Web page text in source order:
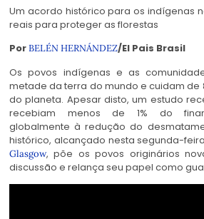
Um acordo histórico para os indígenas
reais para proteger as florestas
PorBELÉN HERNÁNDEZ/El Pais Brasil
Os povos indígenas e as
metade da terra do mundo e cuidam de
do planeta. Apesar disto, um estudo
recebiam menos de 1% do
globalmente à redução do
histórico, alcançado nesta segunda-
Glasgow, põe os povos originários
discussão e relança seu papel como